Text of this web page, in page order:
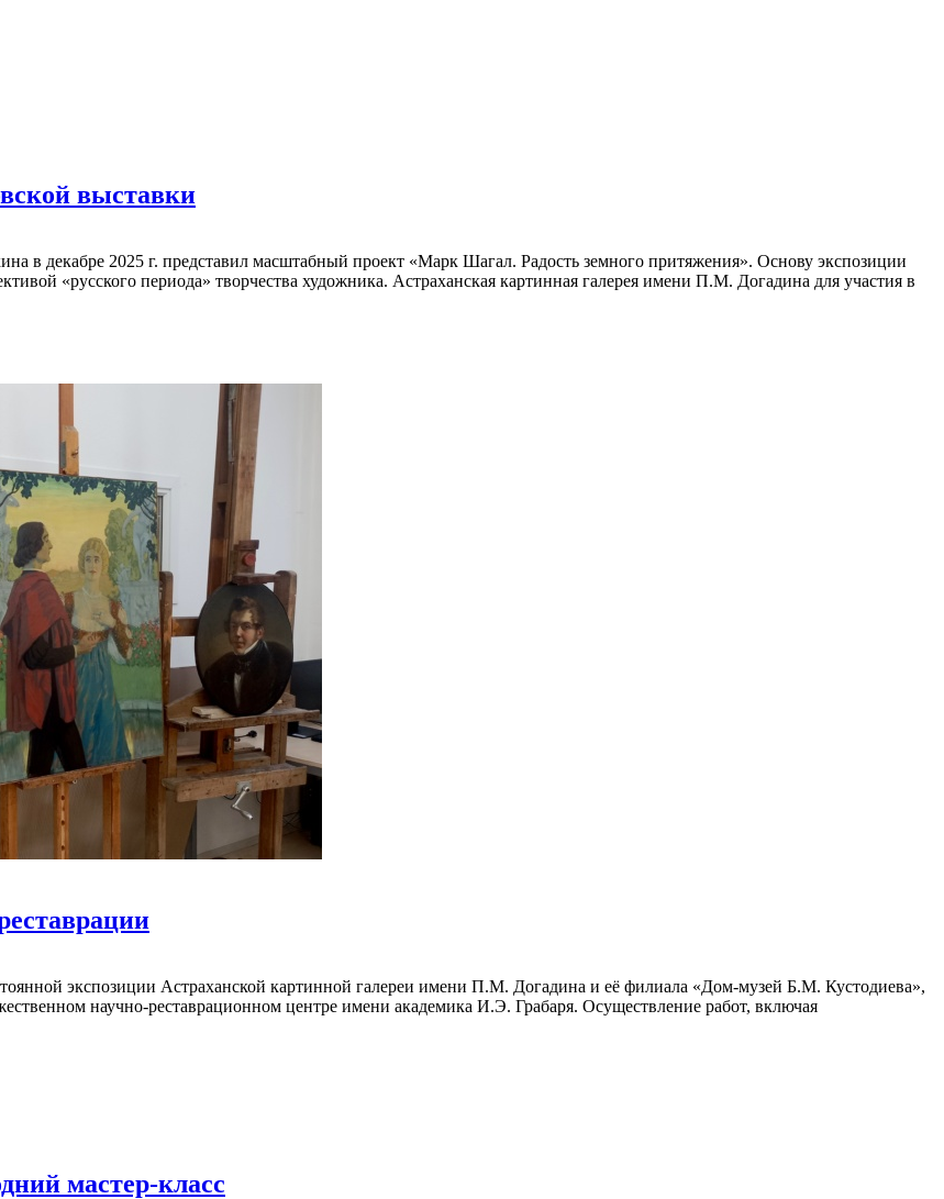
выставки
в декабре 2025 г. представил масштабный проект «Марк Шагал. Радость земного притяжения». Основу экспозиции
«русского периода» творчества художника. Астраханская картинная галерея имени П.М. Догадина для участия в
экспозиции Астраханской картинной галереи имени П.М. Догадина и её филиала «Дом-музей Б.М. Кустодиева»,
научно-реставрационном центре имени академика И.Э. Грабаря. Осуществление работ, включая
мастер-класс